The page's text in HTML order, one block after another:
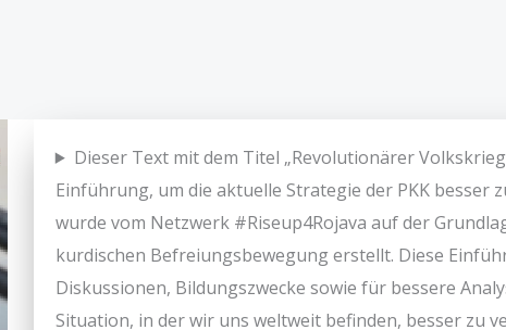
Dieser Text mit dem Titel „Revolutionärer
Einführung, um die aktuelle Strategie der PKK besser
wurde vom Netzwerk #Riseup4Rojava auf der
kurdischen Befreiungsbewegung erstellt. Diese
Diskussionen, Bildungszwecke sowie für bessere
Situation, in der wir uns weltweit befinden, besser zu